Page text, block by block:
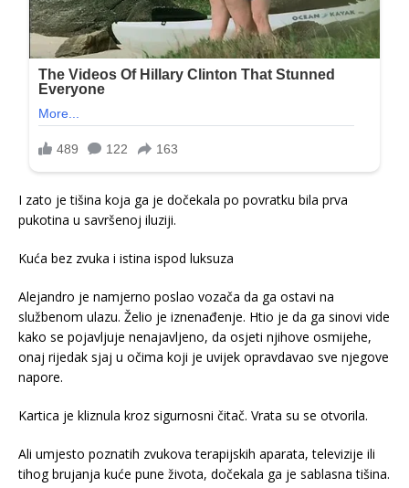
I zato je tišina koja ga je dočekala po povratku bila prva
pukotina u savršenoj iluziji.
Kuća bez zvuka i istina ispod luksuza
Alejandro je namjerno poslao vozača da ga ostavi na
službenom ulazu. Želio je iznenađenje. Htio je da ga sinovi vide
kako se pojavljuje nenajavljeno, da osjeti njihove osmijehe,
onaj rijedak sjaj u očima koji je uvijek opravdavao sve njegove
napore.
Kartica je kliznula kroz sigurnosni čitač. Vrata su se otvorila.
Ali umjesto poznatih zvukova terapijskih aparata, televizije ili
tihog brujanja kuće pune života, dočekala ga je sablasna tišina.